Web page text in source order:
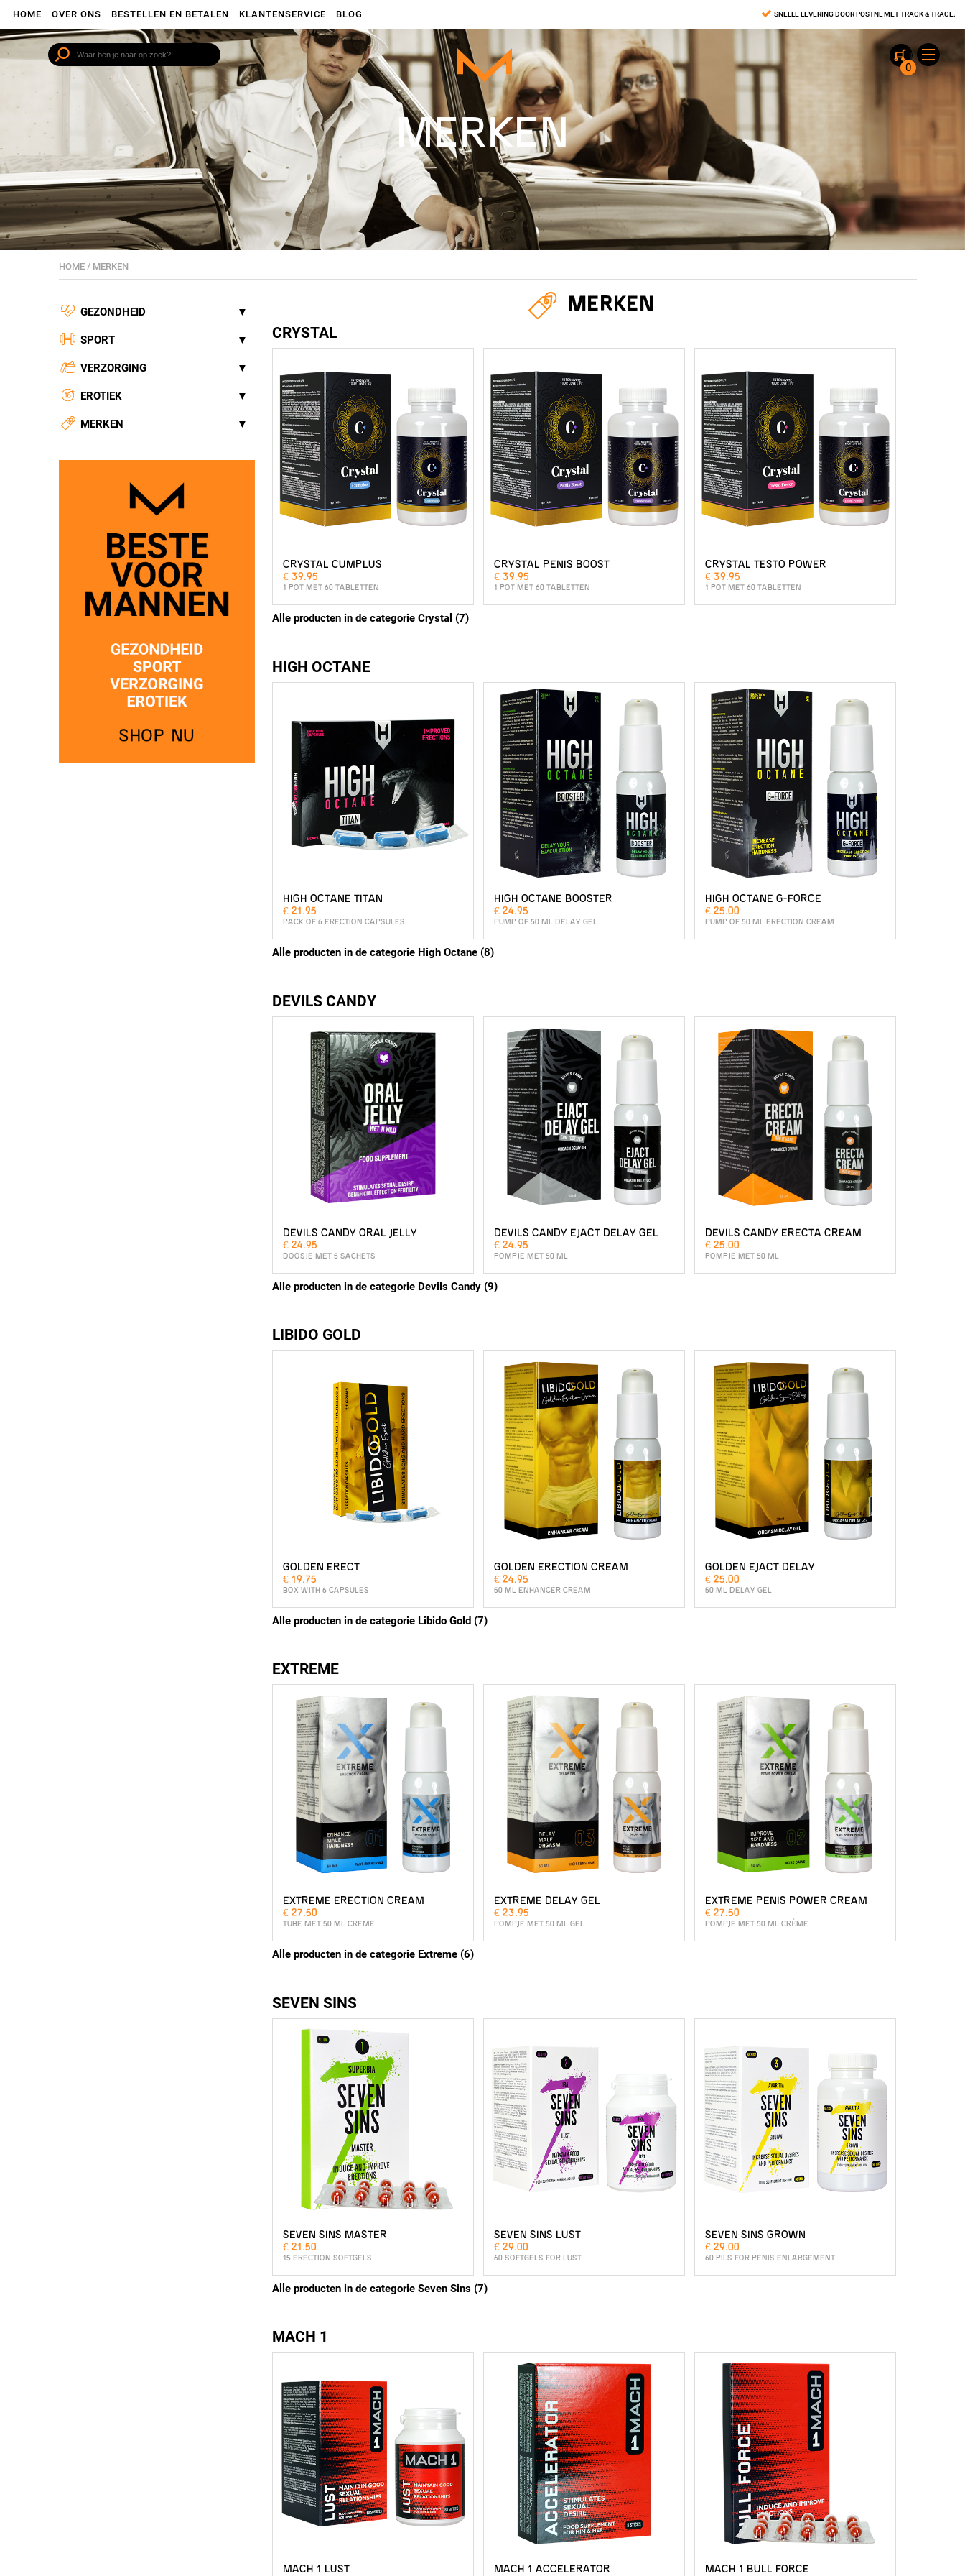
HOME OVER ONS BESTELLEN EN BETALEN KLANTENSERVICE BLOG SNELLE LEVERING DOOR POSTNL MET TRACK & TRACE.
0
MERKEN
HOME / MERKEN
GEZONDHEID
SPORT
VERZORGING
EROTIEK
MERKEN
MERKEN
CRYSTAL
CRYSTAL CUMPLUS
€ 39.95
1 POT MET 60 TABLETTEN
CRYSTAL PENIS BOOST
€ 39.95
1 POT MET 60 TABLETTEN
CRYSTAL TESTO POWER
€ 39.95
1 POT MET 60 TABLETTEN
Alle producten in de categorie Crystal (7)
HIGH OCTANE
HIGH OCTANE TITAN
€ 21.95
PACK OF 6 ERECTION CAPSULES
HIGH OCTANE BOOSTER
€ 24.95
PUMP OF 50 ML DELAY GEL
HIGH OCTANE G-FORCE
€ 25.00
PUMP OF 50 ML ERECTION CREAM
Alle producten in de categorie High Octane (8)
DEVILS CANDY
DEVILS CANDY ORAL JELLY
€ 24.95
DOOSJE MET 5 SACHETS
DEVILS CANDY EJACT DELAY GEL
€ 24.95
POMPJE MET 50 ML
DEVILS CANDY ERECTA CREAM
€ 25.00
POMPJE MET 50 ML
Alle producten in de categorie Devils Candy (9)
LIBIDO GOLD
GOLDEN ERECT
€ 19.75
BOX WITH 6 CAPSULES
GOLDEN ERECTION CREAM
€ 24.95
50 ML ENHANCER CREAM
GOLDEN EJACT DELAY
€ 25.00
50 ML DELAY GEL
Alle producten in de categorie Libido Gold (7)
EXTREME
EXTREME ERECTION CREAM
€ 27.50
TUBE MET 50 ML CREME
EXTREME DELAY GEL
€ 23.95
POMPJE MET 50 ML GEL
EXTREME PENIS POWER CREAM
€ 27.50
POMPJE MET 50 ML CRÈME
Alle producten in de categorie Extreme (6)
SEVEN SINS
SEVEN SINS MASTER
€ 21.50
15 ERECTION SOFTGELS
SEVEN SINS LUST
€ 29.00
60 SOFTGELS FOR LUST
SEVEN SINS GROWN
€ 29.00
60 PILS FOR PENIS ENLARGEMENT
Alle producten in de categorie Seven Sins (7)
MACH 1
MACH 1 LUST MACH 1 ACCELERATOR MACH 1 BULL FORCE